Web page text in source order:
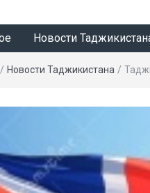
Новости
/ Новости Таджикистана /